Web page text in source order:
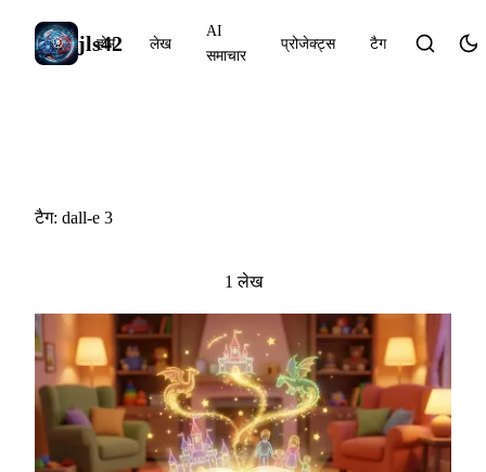
jls42
होम लेख
AI
समाचार
प्रोजेक्ट्स टैग
टैग: dall-e 3
1 लेख